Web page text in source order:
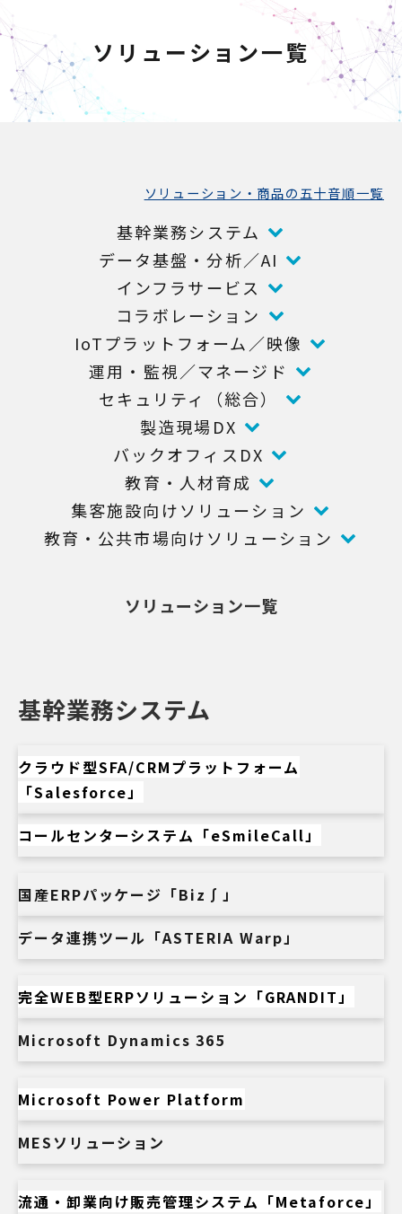
ソリューション一覧
ソリューション・商品の五十音順一覧
基幹業務システム
データ基盤・分析／AI
インフラサービス
コラボレーション
IoTプラットフォーム／映像
運用・監視／マネージド
セキュリティ（総合）
製造現場DX
バックオフィスDX
教育・人材育成
集客施設向けソリューション
教育・公共市場向けソリューション
ソリューション一覧
基幹業務システム
クラウド型SFA/CRMプラットフォーム
「Salesforce」
コールセンターシステム「eSmileCall」
国産ERPパッケージ「Biz∫」
データ連携ツール「ASTERIA Warp」
完全WEB型ERPソリューション「GRANDIT」
Microsoft Dynamics 365
Microsoft Power Platform
MESソリューション
流通・卸業向け販売管理システム「Metaforce」